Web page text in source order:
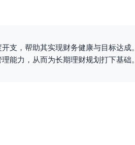
支，帮助其实现财务健康与目标达成。
能力，从而为长期理财规划打下基础。